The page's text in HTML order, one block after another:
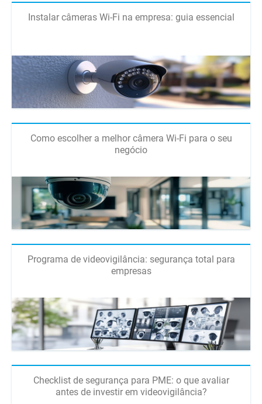
Instalar câmeras Wi-Fi na empresa: guia essencial
Como escolher a melhor câmera Wi-Fi para o seu
negócio
Programa de videovigilância: segurança total para
empresas
Checklist de segurança para PME: o que avaliar
antes de investir em videovigilância?